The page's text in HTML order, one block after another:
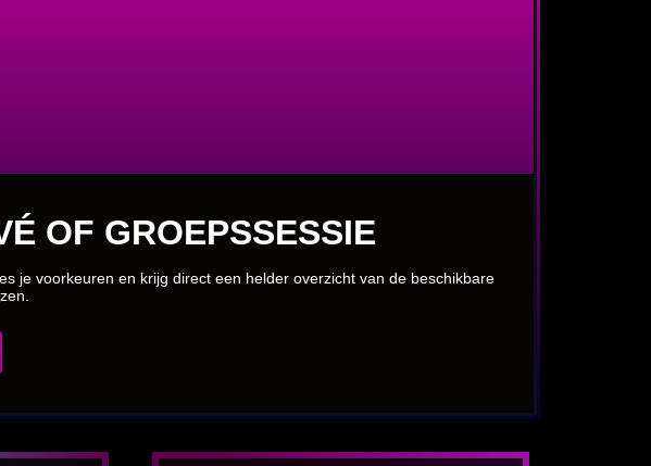
OF GROEPSSESSIE
je voorkeuren en krijg direct een helder overzicht van de beschikbare